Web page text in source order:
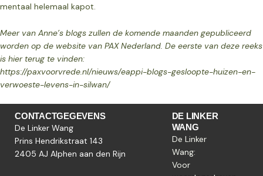
mentaal helemaal kapot.
Meer van Anne’s blogs zullen de komende maanden gepubliceerd
worden op de website van PAX Nederland. De eerste van deze reeks
is hier terug te vinden:
https://paxvoorvrede.nl/nieuws/eappi-blogs-gesloopte-huizen-en-
verwoeste-levens-in-silwan/
CONTACTGEGEVENS
De Linker Wang
Prins Hendrikstraat 143
2405 AJ Alphen aan den Rijn
DE LINKER
WANG
De Linker
Wang:
Voor